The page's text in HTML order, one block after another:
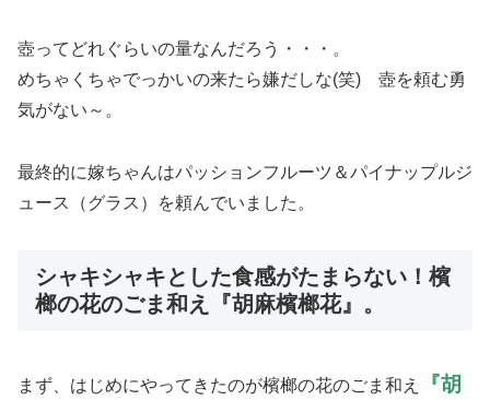
壺ってどれぐらいの量なんだろう・・・。
めちゃくちゃでっかいの来たら嫌だしな(笑) 壺を頼む勇
気がない～。
最終的に嫁ちゃんはパッションフルーツ＆パイナップルジ
ュース（グラス）を頼んでいました。
シャキシャキとした食感がたまらない！檳
榔の花のごま和え『胡麻檳榔花』。
まず、はじめにやってきたのが檳榔の花のごま和え 『胡